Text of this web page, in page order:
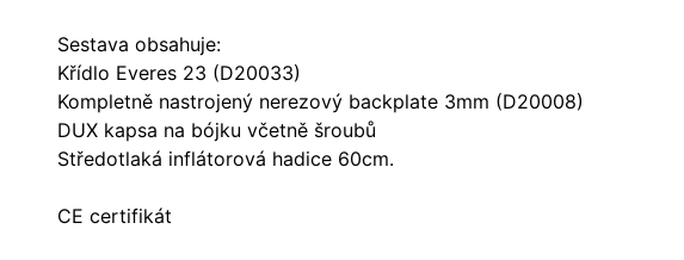
Sestava obsahuje:
Křídlo Everes 23 (D20033)
Kompletně nastrojený nerezový backplate 3mm (D20008)
DUX kapsa na bójku včetně šroubů
Středotlaká inflátorová hadice 60cm.
CE certifikát